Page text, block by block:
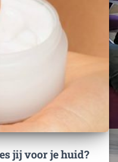
jij voor je huid?